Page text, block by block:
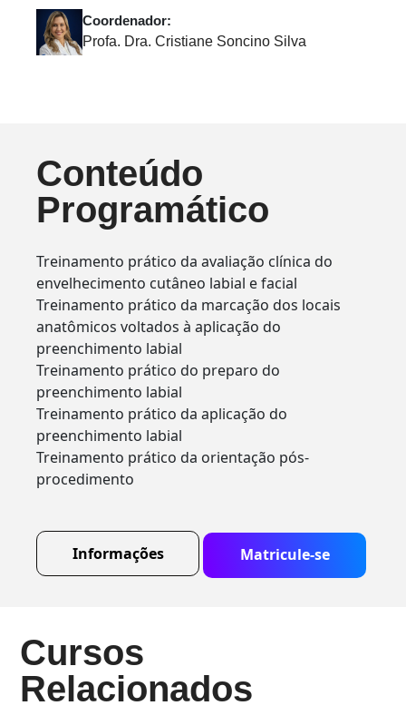
Coordenador:
Profa. Dra. Cristiane Soncino Silva
Conteúdo
Programático
Treinamento prático da avaliação clínica do
envelhecimento cutâneo labial e facial
Treinamento prático da marcação dos locais
anatômicos voltados à aplicação do
preenchimento labial
Treinamento prático do preparo do
preenchimento labial
Treinamento prático da aplicação do
preenchimento labial
Treinamento prático da orientação pós-
procedimento
Informações Matricule-se
Cursos
Relacionados